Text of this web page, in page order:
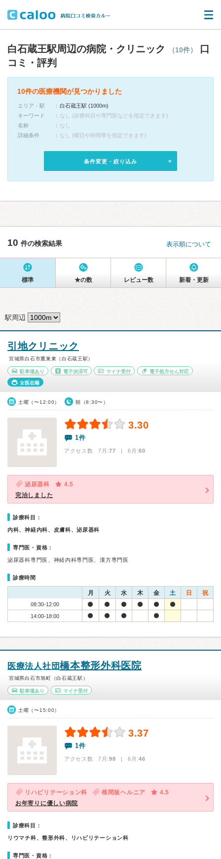
白石蔵王駅周辺の病院・クリニック （10件）
口
コミ・評判
10件の医療機関が見つかりました
エリア・駅
白石蔵王駅 (1000m)
キーワード
なし (診療科目や専門医などを指定できます)
名称
なし
詳細条件
なし (曜日や時間帯を指定できます)
条件変更・絞り込み
10 件の検索結果 表示順について
標準 ★の数 レビュー数 新着・更新
駅周辺
引地クリニック
宮城県白石市鷹巣東（白石蔵王駅）
駐車場あり 電子決済可 マイナ受付 電子処方せん対応
女医在籍
土曜（〜12:00） 朝（8:30〜）
3.30
1件
アクセス数 7月:77 | 6月:60
泌尿器科
4.5
完治しました
診療科目：
内科、神経内科、皮膚科、泌尿器科
専門医・資格：
泌尿器科専門医、神経内科専門医、漢方専門医
診療時間
月 火 水 木 金 土 日 祝
08:30-12:00
14:00-18:00
医療法人社団橋本整形外科医院
宮城県白石市旭町（白石蔵王駅）
駐車場あり マイナ受付
土曜（〜15:00）
3.37
1件
アクセス数 7月:98 | 6月:46
リハビリテーション科 椎間板ヘルニア
4.5
お年寄りに優しい病院
診療科目：
リウマチ科、整形外科、リハビリテーション科
専門医・資格：